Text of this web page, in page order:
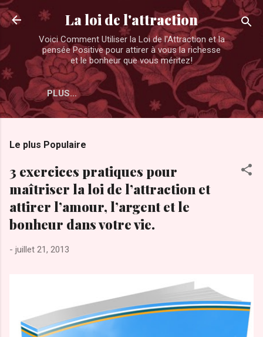
Accéder au contenu principal
La loi de l'attraction
Voici Comment Utiliser la Loi de l'Attraction et la
pensée Positive pour attirer à vous la richesse
et le bonheur que vous méritez!
PLUS…
Le plus Populaire
3 exercices pratiques pour
maîtriser la loi de l’attraction et
attirer l’amour, l’argent et le
bonheur dans votre vie.
- juillet 21, 2013